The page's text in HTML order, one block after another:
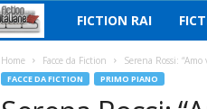
i
FICTION RAI
Home Facce da Fiction Serena Rossi:
FACCE DA FICTION PRIMO PIANO